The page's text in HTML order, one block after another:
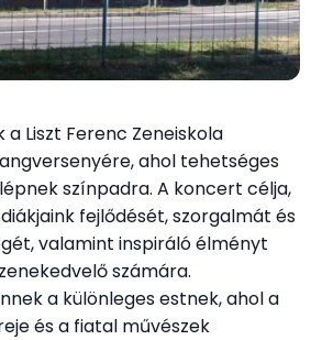
Liszt Ferenc Zeneiskola
ahol tehetséges
színpadra. A koncert célja,
fejlődését, szorgalmát és
valamint inspiráló élményt
számára.
a különleges estnek, ahol a
és a fiatal művészek